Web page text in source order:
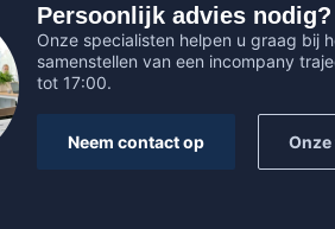
Persoonlijk advies nodig?
Onze specialisten helpen u graag bij
samenstellen van een incompany
tot 17:00.
Neem contact op